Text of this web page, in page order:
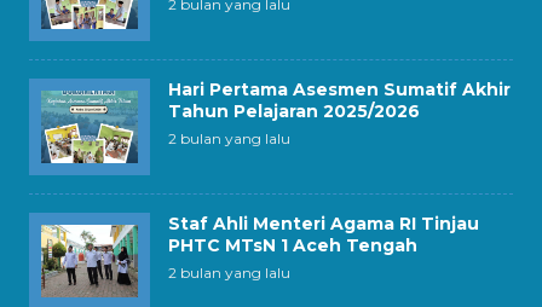
2 bulan yang lalu
Hari Pertama Asesmen Sumatif Akhir
Tahun Pelajaran 2025/2026
2 bulan yang lalu
Staf Ahli Menteri Agama RI Tinjau
PHTC MTsN 1 Aceh Tengah
2 bulan yang lalu